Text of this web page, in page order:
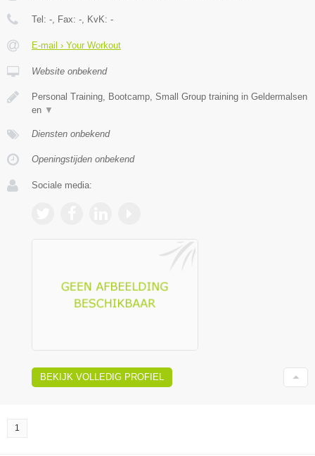
Tel: -, Fax: -, KvK: -
E-mail › Your Workout
Website onbekend
Personal Training, Bootcamp, Small Group training in Geldermalsen
en ▼
Diensten onbekend
Openingstijden onbekend
Sociale media:
BEKIJK VOLLEDIG PROFIEL
1